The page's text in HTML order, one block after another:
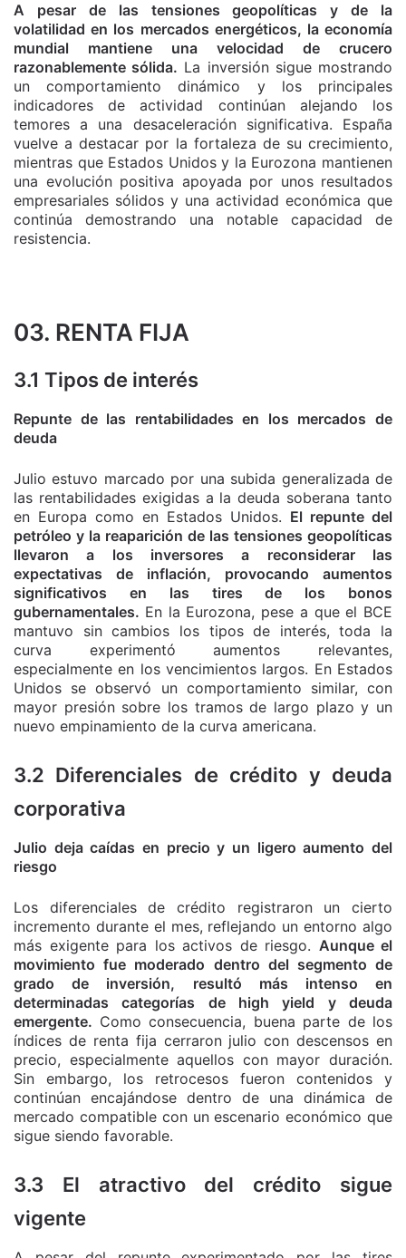
A pesar de las tensiones geopolíticas y de la
volatilidad en los mercados energéticos, la economía
mundial mantiene una velocidad de crucero
razonablemente sólida. La inversión sigue mostrando
un comportamiento dinámico y los principales
indicadores de actividad continúan alejando los
temores a una desaceleración significativa. España
vuelve a destacar por la fortaleza de su crecimiento,
mientras que Estados Unidos y la Eurozona mantienen
una evolución positiva apoyada por unos resultados
empresariales sólidos y una actividad económica que
continúa demostrando una notable capacidad de
resistencia.
03. RENTA FIJA
3.1 Tipos de interés
Repunte de las rentabilidades en los mercados de
deuda
Julio estuvo marcado por una subida generalizada de
las rentabilidades exigidas a la deuda soberana tanto
en Europa como en Estados Unidos. El repunte del
petróleo y la reaparición de las tensiones geopolíticas
llevaron a los inversores a reconsiderar las
expectativas de inflación, provocando aumentos
significativos en las tires de los bonos
gubernamentales. En la Eurozona, pese a que el BCE
mantuvo sin cambios los tipos de interés, toda la
curva experimentó aumentos relevantes,
especialmente en los vencimientos largos. En Estados
Unidos se observó un comportamiento similar, con
mayor presión sobre los tramos de largo plazo y un
nuevo empinamiento de la curva americana.
3.2 Diferenciales de crédito y deuda
corporativa
Julio deja caídas en precio y un ligero aumento del
riesgo
Los diferenciales de crédito registraron un cierto
incremento durante el mes, reflejando un entorno algo
más exigente para los activos de riesgo. Aunque el
movimiento fue moderado dentro del segmento de
grado de inversión, resultó más intenso en
determinadas categorías de high yield y deuda
emergente. Como consecuencia, buena parte de los
índices de renta fija cerraron julio con descensos en
precio, especialmente aquellos con mayor duración.
Sin embargo, los retrocesos fueron contenidos y
continúan encajándose dentro de una dinámica de
mercado compatible con un escenario económico que
sigue siendo favorable.
3.3 El atractivo del crédito sigue
vigente